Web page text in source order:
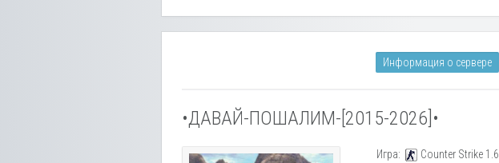
Информация о сервере
•ДАВАЙ-ПОШАЛИМ-[2015-2026]•
Игра:
Counter Strike 1.6